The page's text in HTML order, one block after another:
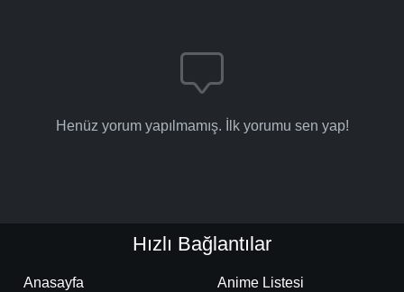
Henüz yorum yapılmamış. İlk yorumu sen yap!
Hızlı Bağlantılar
Anasayfa Anime Listesi